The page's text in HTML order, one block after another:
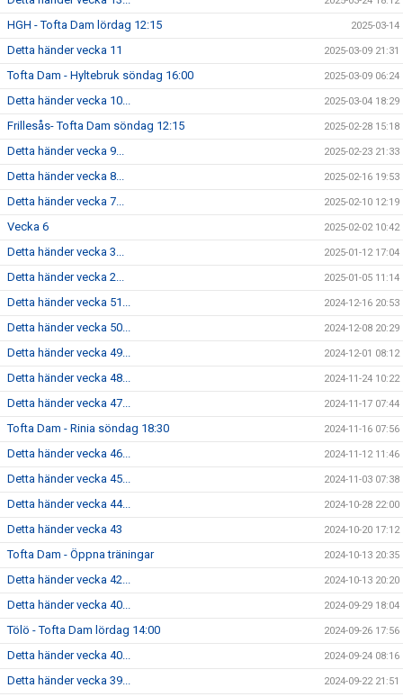
HGH - Tofta Dam lördag 12:15 2025-03-14
Detta händer vecka 11 2025-03-09 21:31
Tofta Dam - Hyltebruk söndag 16:00 2025-03-09 06:24
Detta händer vecka 10... 2025-03-04 18:29
Frillesås- Tofta Dam söndag 12:15 2025-02-28 15:18
Detta händer vecka 9... 2025-02-23 21:33
Detta händer vecka 8... 2025-02-16 19:53
Detta händer vecka 7... 2025-02-10 12:19
Vecka 6 2025-02-02 10:42
Detta händer vecka 3... 2025-01-12 17:04
Detta händer vecka 2... 2025-01-05 11:14
Detta händer vecka 51... 2024-12-16 20:53
Detta händer vecka 50... 2024-12-08 20:29
Detta händer vecka 49... 2024-12-01 08:12
Detta händer vecka 48... 2024-11-24 10:22
Detta händer vecka 47... 2024-11-17 07:44
Tofta Dam - Rinia söndag 18:30 2024-11-16 07:56
Detta händer vecka 46... 2024-11-12 11:46
Detta händer vecka 45... 2024-11-03 07:38
Detta händer vecka 44... 2024-10-28 22:00
Detta händer vecka 43 2024-10-20 17:12
Tofta Dam - Öppna träningar 2024-10-13 20:35
Detta händer vecka 42... 2024-10-13 20:20
Detta händer vecka 40... 2024-09-29 18:04
Tölö - Tofta Dam lördag 14:00 2024-09-26 17:56
Detta händer vecka 40... 2024-09-24 08:16
Detta händer vecka 39... 2024-09-22 21:51